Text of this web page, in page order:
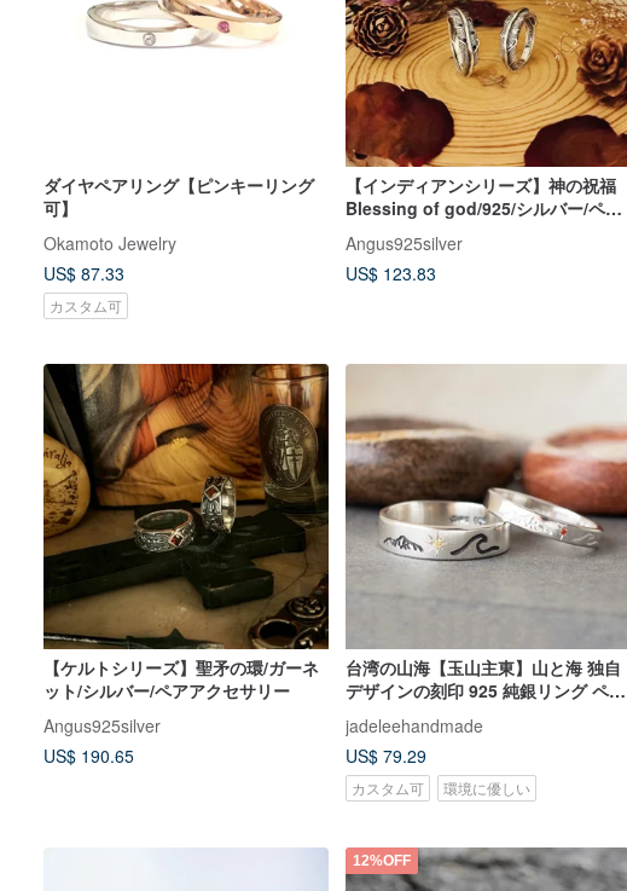
ダイヤペアリング【ピンキーリング
可】
Okamoto Jewelry
US$ 87.33
カスタム可
【インディアンシリーズ】神の祝福
Blessing of god/925/シルバー/ペア
アクセサリー/職人
Angus925silver
US$ 123.83
【ケルトシリーズ】聖矛の環/ガーネ
ット/シルバー/ペアアクセサリー
Angus925silver
US$ 190.65
台湾の山海【玉山主東】山と海 独自
デザインの刻印 925 純銀リング ペア
jadeleehandmade
US$ 79.29
カスタム可 環境に優しい
12%OFF